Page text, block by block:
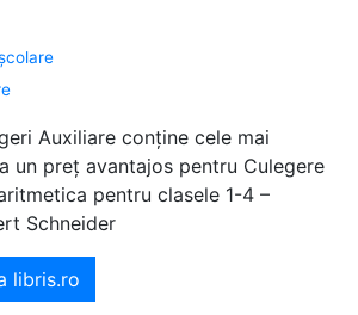
Auxiliare conține cele mai
un preț avantajos pentru Culegere
pentru clasele 1-4 –
Schneider
libris.ro